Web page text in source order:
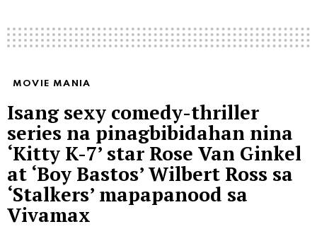
MOVIE MANIA
Isang sexy comedy-thriller
series na pinagbibidahan nina
‘Kitty K-7’ star Rose Van Ginkel
at ‘Boy Bastos’ Wilbert Ross sa
‘Stalkers’ mapapanood sa
Vivamax